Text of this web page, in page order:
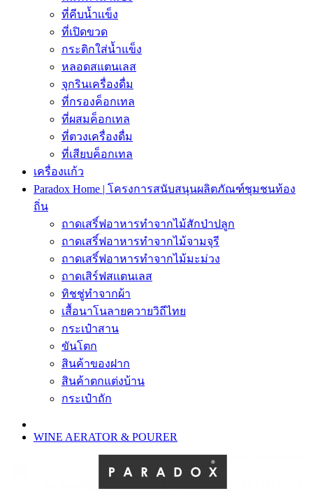
ที่คีบน้ำเเข็ง
ที่เปิดขวด
กระติกใส่น้ำแข็ง
หลอดสแตนเลส
จุกรินเครื่องดื่ม
ที่กรองค็อกเทล
ที่ผสมค็อกเทล
ที่ตวงเครื่องดื่ม
ที่เสียบค็อกเทล
เครื่องเเก้ว
Paradox Home | โครงการสนับสนุนผลิตภัณฑ์ชุมชนท้อง
ถิ่น
ถาดเสริ์ฟอาหารทำจากไม้สักป่าปลูก
ถาดเสริ์ฟอาหารทำจากไม้จามจุรี
ถาดเสริ์ฟอาหารทำจากไม้มะม่วง
ถาดเสิร์ฟสเเตนเลส
ทิชชู่ทำจากผ้า
เสื้อนาโนลายควายวิถีไทย
กระเป๋าสาน
ขันโตก
สินค้าของฝาก
สินค้าตกแต่งบ้าน
กระเป๋าถัก
WINE AERATOR & POURER